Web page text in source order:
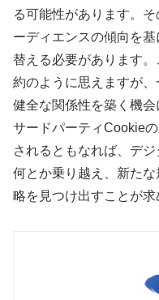
る可能性があります。
ーディエンスの傾向を
替える必要があります
約のように思えますが
健全な関係性を築く機会
サードパーティCookie
されるともなれば、デ
何とか乗り越え、新た
略を見つけ出すことが求